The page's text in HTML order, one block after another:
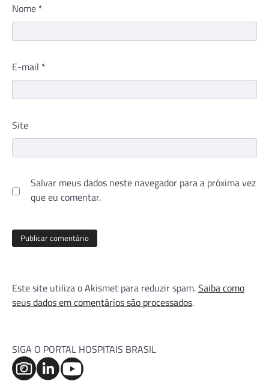
Nome *
E-mail *
Site
Salvar meus dados neste navegador para a próxima vez
que eu comentar.
Este site utiliza o Akismet para reduzir spam.Saiba como
seus dados em comentários são processados.
SIGA O PORTAL HOSPITAIS BRASIL